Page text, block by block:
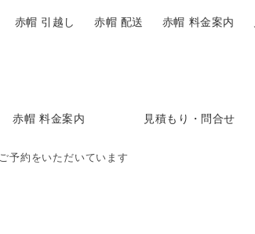
赤帽 料金案内 見積もり・問合せ
赤帽 引越し 赤帽 配送 赤帽 料金案内
予約をいただいています